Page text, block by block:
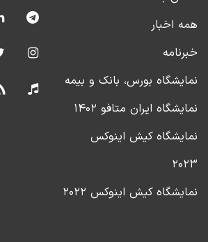
همه اخبار
خبرنامه
نمایشگاه بورس، بانک و بیمه
نمایشگاه ایران متافو ۱۴۰۲
نمایشگاه کیش اینوکس
۲۰۲۳
نمایشگاه کیش اینوکس ۲۰۲۲